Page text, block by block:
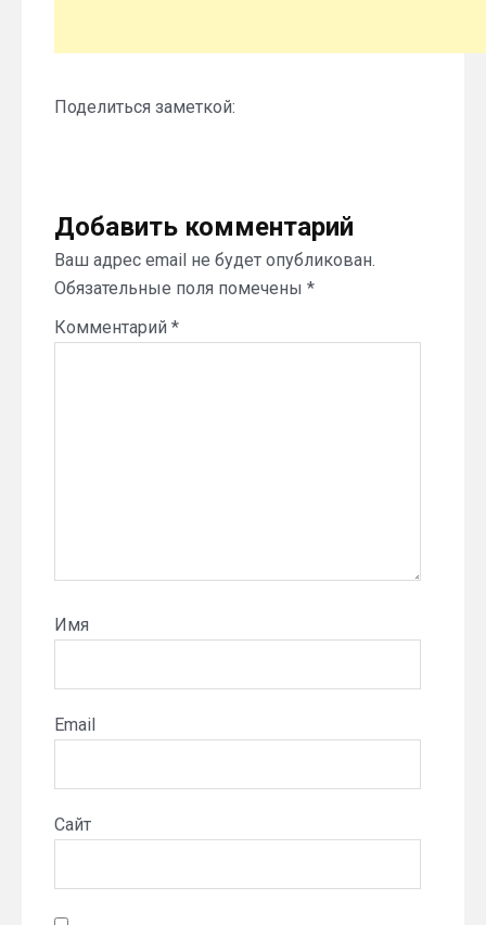
Поделиться заметкой:
Добавить комментарий
Ваш адрес email не будет опубликован.
Обязательные поля помечены *
Комментарий *
Имя
Email
Сайт